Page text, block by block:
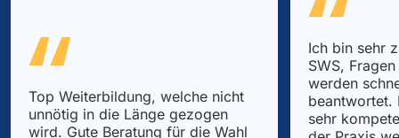
Top Weiterbildung, welche nicht
unnötig in die Länge gezogen
wird. Gute Beratung für die Wahl
Ich bin sehr
SWS,
werden
beantwortet.
sehr